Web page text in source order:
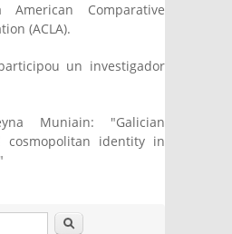
external)
American Comparative
(ACLA).
un investigador
Muniain: "Galician
cosmopolitan identity in
Buscar